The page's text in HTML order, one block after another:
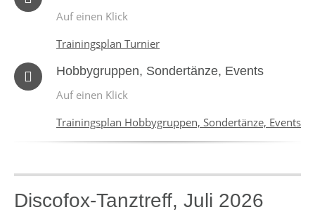
Auf einen Klick
Trainingsplan Turnier
Hobbygruppen, Sondertänze, Events
Auf einen Klick
Trainingsplan Hobbygruppen, Sondertänze, Events
Discofox-Tanztreff, Juli 2026